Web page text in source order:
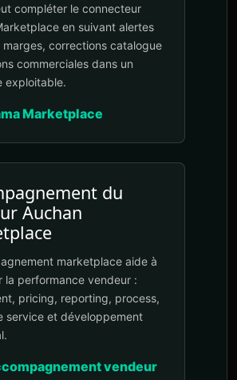
compléter le connecteur
en suivant alertes
corrections catalogue
commerciales dans un
exploitable.
Marketplace
du
Auchan
marketplace aide à
la performance vendeur :
pricing, reporting, process,
service et développement
vendeur